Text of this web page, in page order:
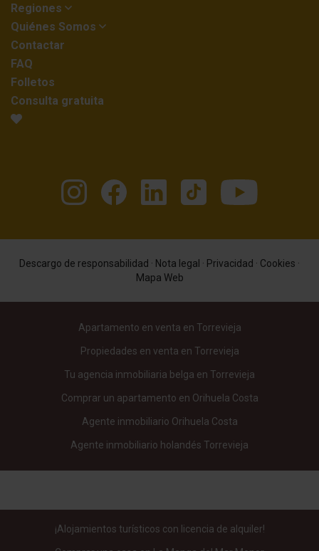
Regiones
Quiénes Somos
Contactar
FAQ
Folletos
Consulta gratuita
Descargo de responsabilidad · Nota legal · Privacidad · Cookies ·
Mapa Web
Apartamento en venta en Torrevieja
Propiedades en venta en Torrevieja
Tu agencia inmobiliaria belga en Torrevieja
Comprar un apartamento en Orihuela Costa
Agente inmobiliario Orihuela Costa
Agente inmobiliario holandés Torrevieja
¡Alojamientos turísticos con licencia de alquiler!